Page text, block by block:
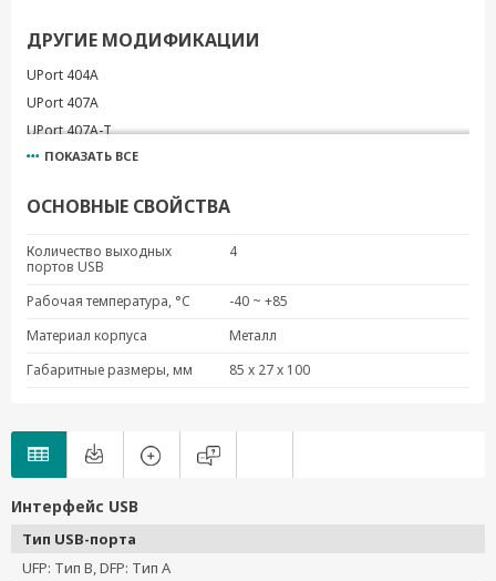
ДРУГИЕ МОДИФИКАЦИИ
UPort 404A
UPort 407A
UPort 407A-T
ПОКАЗАТЬ ВСЕ
ОСНОВНЫЕ СВОЙСТВА
Количество выходных
портов USB
4
Рабочая температура, °C
-40 ~ +85
Материал корпуса
Металл
Габаритные размеры, мм
85 x 27 x 100
Интерфейс USB
Тип USB-порта
UFP: Тип B, DFP: Тип A